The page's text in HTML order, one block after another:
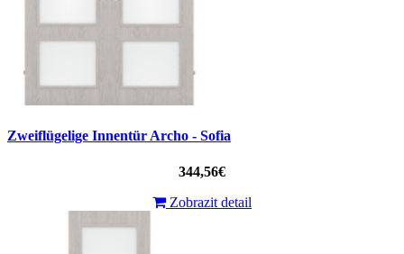
Zweiflügelige Innentür Archo - Sofia
344,56€
Zobrazit detail